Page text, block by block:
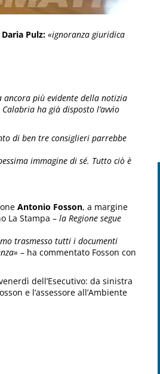
Daria Pulz: «ignoranza giuridica
ancora più evidente della notizia
ha già disposto l’avvìo
di ben tre consiglieri parrebbe
immagine di sé. Tutto ciò è
Antonio Fosson, a margine
La Stampa – la Regione segue
trasmesso tutti i documenti
– ha commentato Fosson con
dell’Esecutivo: da sinistra
e l’assessore all’Ambiente